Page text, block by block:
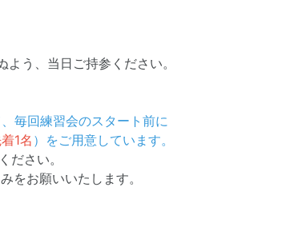
う、当日ご持参ください。
毎回練習会のスタート前に
1名 ）をご用意しています。
ださい。
をお願いいたします。